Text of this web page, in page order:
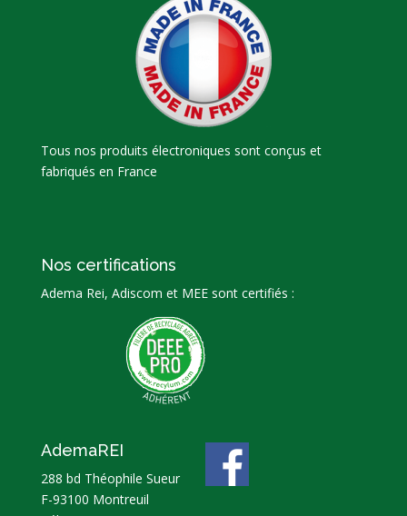
Tous nos produits électroniques sont conçus et
fabriqués en France
Nos certifications
Adema Rei, Adiscom et MEE sont certifiés :
AdemaREI
288 bd Théophile Sueur
F-93100 Montreuil